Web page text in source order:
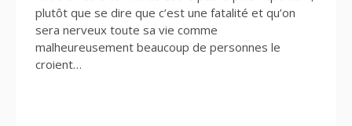
plutôt que se dire que c’est une fatalité et qu’on
sera nerveux toute sa vie comme
malheureusement beaucoup de personnes le
croient…